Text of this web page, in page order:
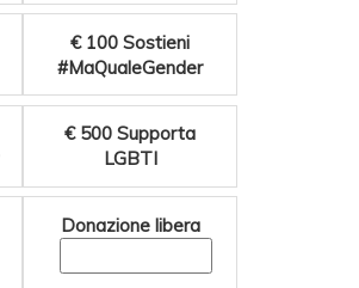
€ 100 Sostieni
#MaQualeGender
€ 500 Supporta
LGBTI
Donazione libera